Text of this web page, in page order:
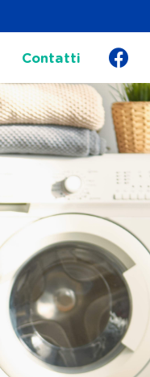
Contatti